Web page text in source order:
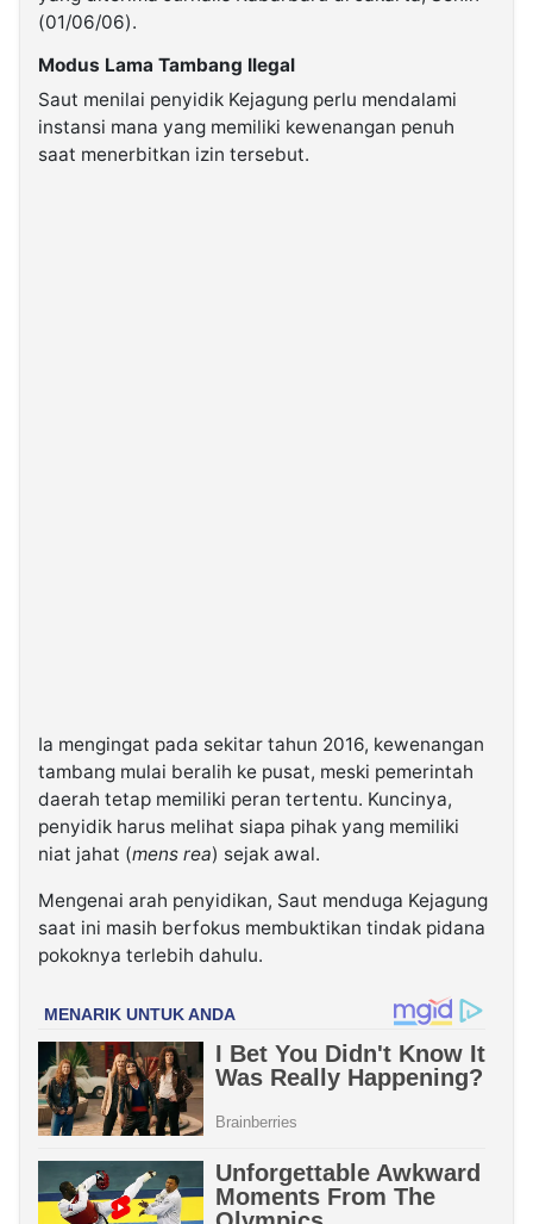
(01/06/06).
Modus Lama Tambang Ilegal
Saut menilai penyidik Kejagung perlu mendalami
instansi mana yang memiliki kewenangan penuh
saat menerbitkan izin tersebut.
Ia mengingat pada sekitar tahun 2016, kewenangan
tambang mulai beralih ke pusat, meski pemerintah
daerah tetap memiliki peran tertentu. Kuncinya,
penyidik harus melihat siapa pihak yang memiliki
niat jahat (mens rea) sejak awal.
Mengenai arah penyidikan, Saut menduga Kejagung
saat ini masih berfokus membuktikan tindak pidana
pokoknya terlebih dahulu.